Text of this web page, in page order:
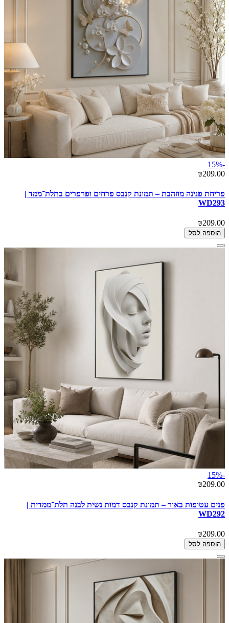
-15%
₪209.00
פריחת פנינה מוזהבת – תמונת קנבס פרחים ופרפרים בתלת־ממד |
WD293
₪209.00
הוספה לסל
-15%
₪209.00
פנים עטופות באור – תמונת קנבס דמות נשית לבנה תלת־ממדית |
WD292
₪209.00
הוספה לסל